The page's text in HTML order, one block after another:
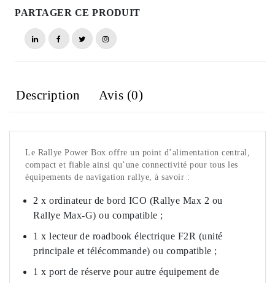
PARTAGER CE PRODUIT
Description Avis (0)
Le Rallye Power Box offre un point d’alimentation central,
compact et fiable ainsi qu’une connectivité pour tous les
équipements de navigation rallye, à savoir :
2 x ordinateur de bord ICO (Rallye Max 2 ou
Rallye Max-G) ou compatible ;
1 x lecteur de roadbook électrique F2R (unité
principale et télécommande) ou compatible ;
1 x port de réserve pour autre équipement de